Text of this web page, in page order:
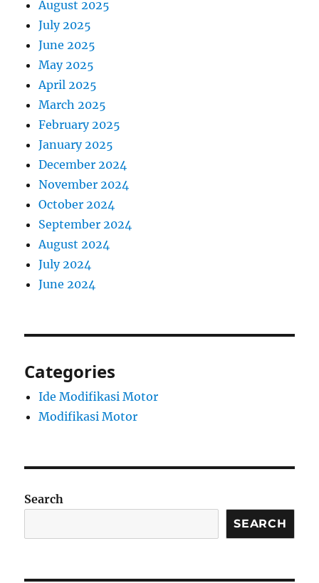
August 2025
July 2025
June 2025
May 2025
April 2025
March 2025
February 2025
January 2025
December 2024
November 2024
October 2024
September 2024
August 2024
July 2024
June 2024
Categories
Ide Modifikasi Motor
Modifikasi Motor
Search
SEARCH